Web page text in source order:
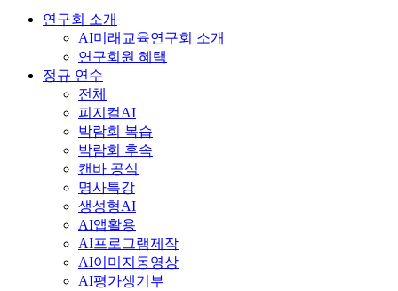
연구회 소개
AI미래교육연구회 소개
연구회원 혜택
정규 연수
전체
피지컬AI
박람회 복습
박람회 후속
캔바 공식
명사특강
생성형AI
AI앱활용
AI프로그램제작
AI이미지동영상
AI평가생기부